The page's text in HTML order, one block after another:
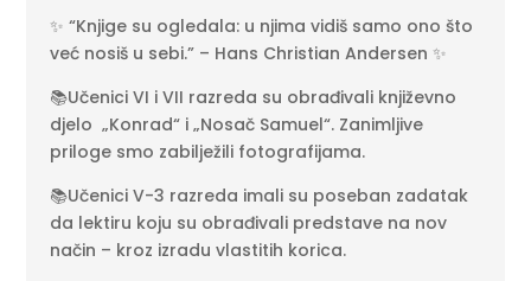
✨ “Knjige su ogledala: u njima vidiš samo ono što
već nosiš u sebi.” – Hans Christian Andersen ✨
📚Učenici VI i VII razreda su obrađivali književno
djelo „Konrad“ i „Nosač Samuel“. Zanimljive
priloge smo zabilježili fotografijama.
📚Učenici V-3 razreda imali su poseban zadatak
da lektiru koju su obrađivali predstave na nov
način – kroz izradu vlastitih korica.